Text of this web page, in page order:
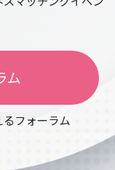
ム
フォーラム